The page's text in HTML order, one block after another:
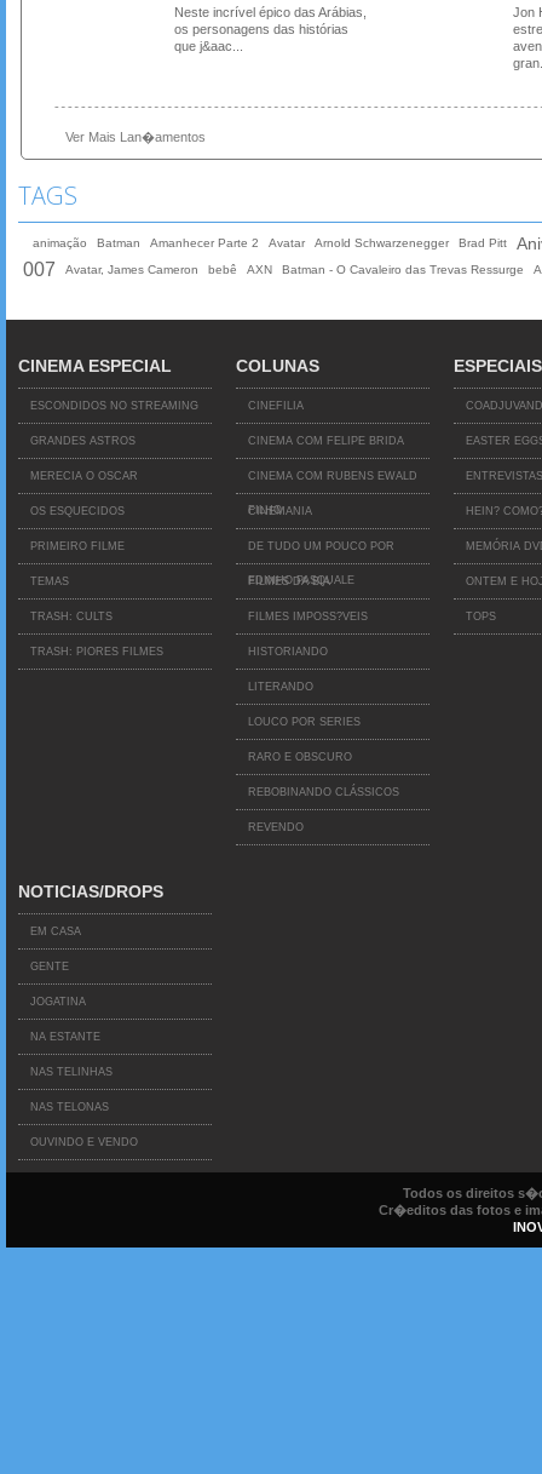
Neste incrível épico das Arábias,
os personagens das histórias
que j&aac...
Jon
Ver Mais Lan�amentos
TAGS
animação Batman Amanhecer Parte 2 Avatar Arnold Schwarzenegger Brad Pitt
007 Avatar, James Cameron bebê AXN Batman - O Cavaleiro das Trevas Ressurge
CINEMA ESPECIAL
ESCONDIDOS NO STREAMING
GRANDES ASTROS
MERECIA O OSCAR
OS ESQUECIDOS
PRIMEIRO FILME
TEMAS
TRASH: CULTS
TRASH: PIORES FILMES
COLUNAS
CINEFILIA
CINEMA COM FELIPE BRIDA
CINEMA COM RUBENS EWALD
FILHO
CINEMANIA
DE TUDO UM POUCO POR
EDINHO PASQUALE
FILMES DA BIA
FILMES IMPOSS?VEIS
HISTORIANDO
LITERANDO
LOUCO POR SERIES
RARO E OBSCURO
REBOBINANDO CLÁSSICOS
REVENDO
ESPECIAIS
EASTER
ENTREVISTAS
HEIN?
MEMÓRIA
ONTEM E
TOPS
NOTICIAS/DROPS
EM CASA
GENTE
JOGATINA
NA ESTANTE
NAS TELINHAS
NAS TELONAS
OUVINDO E VENDO
Todos os direitos
Cr�editos das fotos e